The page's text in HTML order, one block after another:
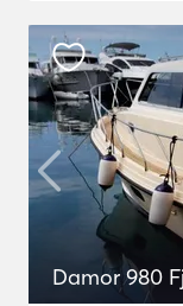
Damor 980